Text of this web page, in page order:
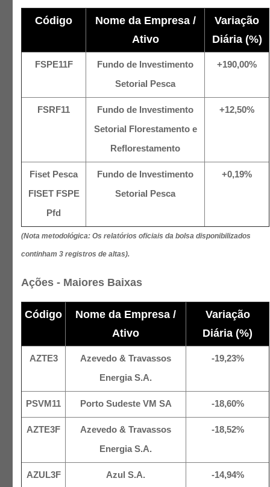
Código
Nome da Empresa /
Ativo
Variação
Diária (%)
FSPE11F
Fundo de Investimento
Setorial Pesca
+190,00%
FSRF11
Fundo de Investimento
Setorial Florestamento e
Reflorestamento
+12,50%
Fiset Pesca
FISET FSPE
Pfd
Fundo de Investimento
Setorial Pesca
+0,19%
(Nota metodológica: Os relatórios oficiais da bolsa disponibilizados
continham 3 registros de altas).
Ações - Maiores Baixas
Código
Nome da Empresa /
Ativo
Variação
Diária (%)
AZTE3
Azevedo & Travassos
Energia S.A.
-19,23%
PSVM11 Porto Sudeste VM SA -18,60%
AZTE3F
Azevedo & Travassos
Energia S.A.
-18,52%
AZUL3F Azul S.A. -14,94%